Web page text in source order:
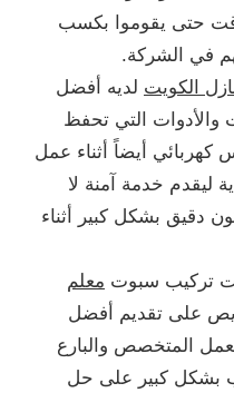
حتى يقوموا بكسب
في الشركة.
الكويت لديه أفضل
والأدوات التي تحفظ
أيضاً أثناء عمل
ليقدم خدمة آمنة لا
دقيق بشكل كبير أثناء
تركيب سبوت معلم
على تقديم أفضل
المتخصص والبارع
بشكل كبير على حل